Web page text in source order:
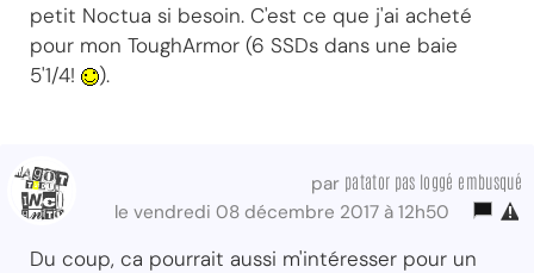
petit Noctua si besoin. C'est ce que j'ai acheté
pour mon ToughArmor (6 SSDs dans une baie
5'1/4!
).
par patator pas loggé embusqué
le vendredi 08 décembre 2017 à 12h50
Du coup, ca pourrait aussi m'intéresser pour un